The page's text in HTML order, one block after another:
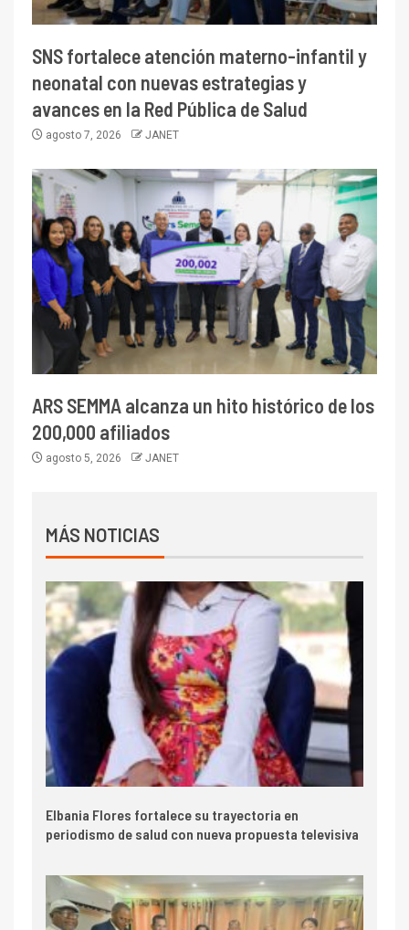
SNS fortalece atención materno-infantil y
neonatal con nuevas estrategias y
avances en la Red Pública de Salud
agosto 7, 2026 JANET
ARS SEMMA alcanza un hito histórico de los
200,000 afiliados
agosto 5, 2026 JANET
MÁS NOTICIAS
Elbania Flores fortalece su trayectoria en
periodismo de salud con nueva propuesta televisiva